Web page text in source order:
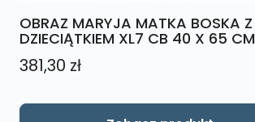
OBRAZ MARYJA MATKA BOSKA Z
DZIECIĄTKIEM XL7 CB 40 X 65 CM
381,30 zł